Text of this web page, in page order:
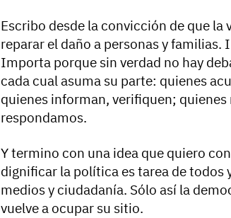
Escribo desde la convicción de que
reparar el daño a personas y
Importa porque sin verdad no hay
cada cual asuma su parte: quienes
quienes informan, verifiquen;
respondamos.
Y termino con una idea que quiero
dignificar la política es tarea de
medios y ciudadanía. Sólo así la
vuelve a ocupar su sitio.